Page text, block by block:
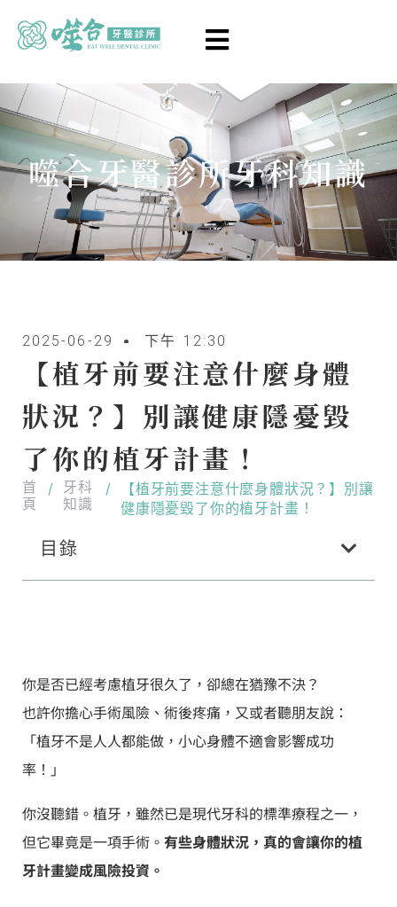
噬合牙醫診所牙科知識
2025-06-29 下午 12:30
【植牙前要注意什麼身體
狀況？】別讓健康隱憂毀
了你的植牙計畫！
首
頁
/
牙科
知識
/
【植牙前要注意什麼身體狀況？】別讓
健康隱憂毀了你的植牙計畫！
目錄
你是否已經考慮植牙很久了，卻總在猶豫不決？
也許你擔心手術風險、術後疼痛，又或者聽朋友說：
「植牙不是人人都能做，小心身體不適會影響成功
率！」
你沒聽錯。植牙，雖然已是現代牙科的標準療程之一，
但它畢竟是一項手術。 有些身體狀況，真的會讓你的植
牙計畫變成風險投資。